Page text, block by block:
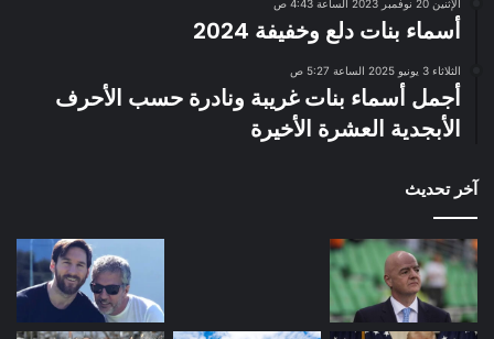
الإثنين 20 نوفمبر 2023 الساعة 4:43 ص
أسماء بنات دلع وخفيفة 2024
الثلاثاء 3 يونيو 2025 الساعة 5:27 ص
أجمل أسماء بنات غريبة ونادرة حسب الأحرف
الأبجدية العشرة الأخيرة
آخر تحديث